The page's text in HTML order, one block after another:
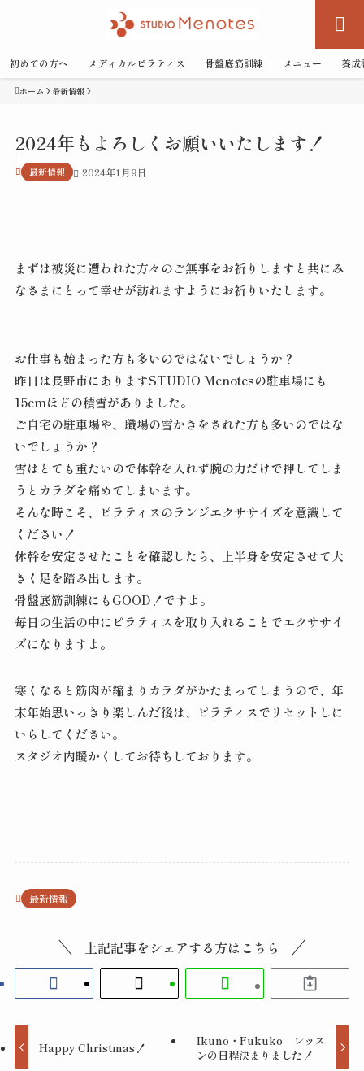
初めての方へ メディカルピラティス 骨盤底筋訓練 メニュー 養成
ホーム 最新情報
2024年もよろしくお願いいたします！
最新情報 2024年1月9日
まずは被災に遭われた方々のご無事をお祈りしますと共にみ
なさまにとって幸せが訪れますようにお祈りいたします。
お仕事も始まった方も多いのではないでしょうか？
昨日は長野市にありますSTUDIO Menotesの駐車場にも
15cmほどの積雪がありました。
ご自宅の駐車場や、職場の雪かきをされた方も多いのではな
いでしょうか？
雪はとても重たいので体幹を入れず腕の力だけで押してしま
うとカラダを痛めてしまいます。
そんな時こそ、ピラティスのランジエクササイズを意識して
ください！
体幹を安定させたことを確認したら、上半身を安定させて大
きく足を踏み出します。
骨盤底筋訓練にもGOOD！ですよ。
毎日の生活の中にピラティスを取り入れることでエクササイ
ズになりますよ。
寒くなると筋肉が縮まりカラダがかたまってしまうので、年
末年始思いっきり楽しんだ後は、ピラティスでリセットしに
いらしてください。
スタジオ内暖かくしてお待ちしております。
最新情報
上記記事をシェアする方はこちら
Happy Christmas！
Ikuno・Fukuko レッス
ンの日程決まりました！